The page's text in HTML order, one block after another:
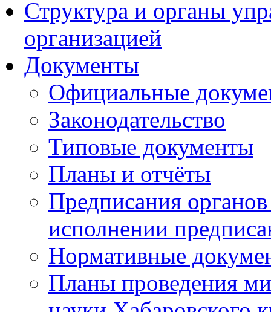
Структура и органы
организацией
Документы
Официальные
Законодательство
Типовые документы
Планы и отчёты
Предписания
исполнении
Нормативные
Планы проведения